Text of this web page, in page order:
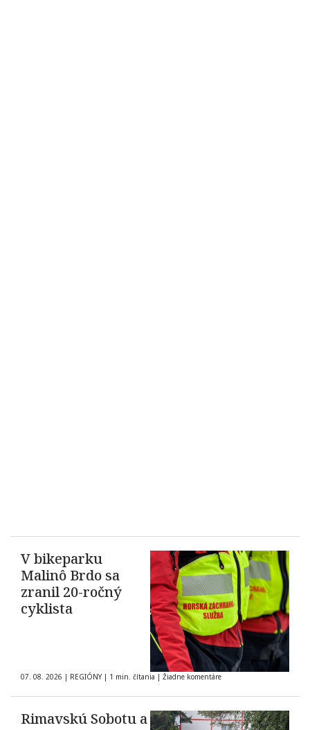
V bikeparku
Malinô Brdo sa
zranil 20-ročný
cyklista
07. 08. 2026 | REGIÓNY | 1 min. čítania | Žiadne komentáre
Rimavskú Sobotu a